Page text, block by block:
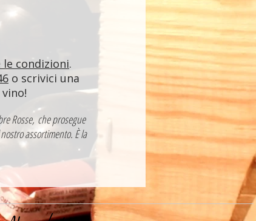
condizioni.
o scrivici una
Rosse, che prosegue
assortimento. È la